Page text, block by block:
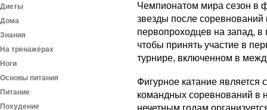
Диеты
Дома
Знания
На тренажёрах
Ноги
Основы питания
Питание
Похудение
Чемпионатом мира сезон в
звезды после соревнований
первопроходцев на запад,
чтобы принять участие в
турнире, включенном в
Фигурное катание является
командных соревнований в
нечетным годам